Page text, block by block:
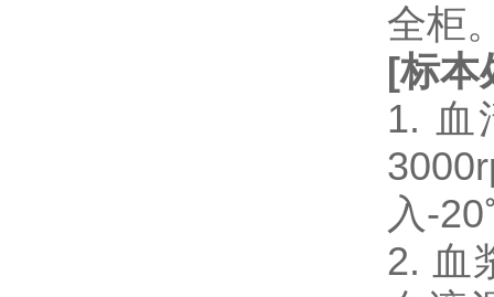
全柜
[标本
1. 血
入-
2. 血